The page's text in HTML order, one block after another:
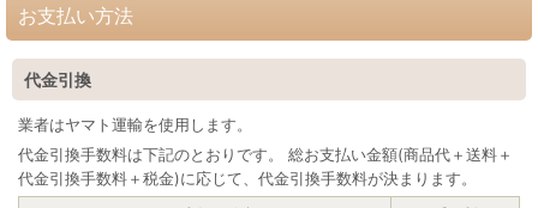
お支払い方法
代金引換
業者はヤマト運輸を使用します。
代金引換手数料は下記のとおりです。 総お支払い金額(商品代＋送料＋
代金引換手数料＋税金)に応じて、代金引換手数料が決まります。